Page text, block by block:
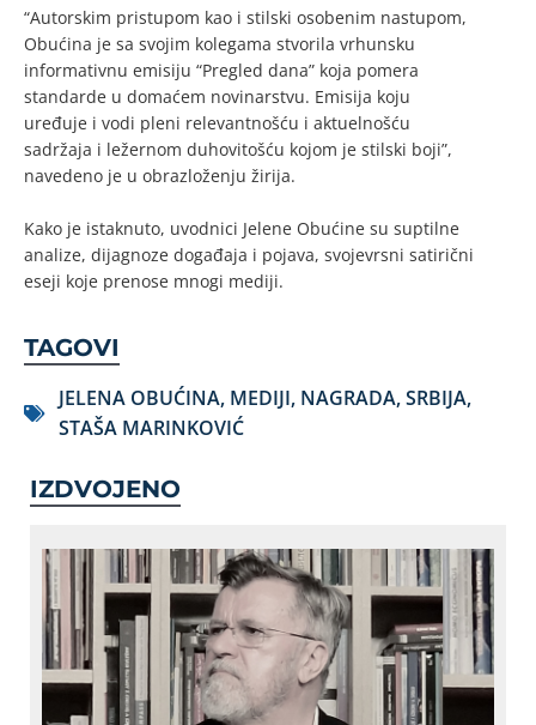
“Autorskim pristupom kao i stilski osobenim nastupom,
Obućina je sa svojim kolegama stvorila vrhunsku
informativnu emisiju “Pregled dana” koja pomera
standarde u domaćem novinarstvu. Emisija koju
uređuje i vodi pleni relevantnošću i aktuelnošću
sadržaja i ležernom duhovitošću kojom je stilski boji”,
navedeno je u obrazloženju žirija.
Kako je istaknuto, uvodnici Jelene Obućine su suptilne
analize, dijagnoze događaja i pojava, svojevrsni satirični
eseji koje prenose mnogi mediji.
TAGOVI
JELENA OBUĆINA, MEDIJI, NAGRADA,SRBIJA,
STAŠA MARINKOVIĆ
IZDVOJENO